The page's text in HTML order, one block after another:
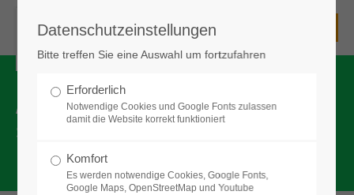
Unsere Schule
Gesamtschule
mit Mittelschule, Realschule und Gymnasium
mit einer Schulleitung und
mit enger Zusammenarbeit gerade auch zwischen den
Schularten
ABSCHLÜSSE AN DER SENEFELDER-
SCHULE |
Datenschutzeinstellungen
Bitte treffen Sie eine Auswahl um fortzufahren
Erforderlich
Notwendige Cookies und Google Fonts zulassen
damit die Website korrekt funktioniert
Komfort
Es werden notwendige Cookies, Google Fonts,
Google Maps, OpenStreetMap und Youtube